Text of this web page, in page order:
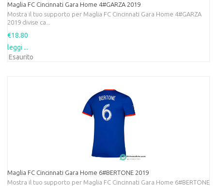
Maglia FC Cincinnati Gara Home 4#GARZA 2019
Mostra il tuo supporto per Maglia FC Cincinnati Gara Home 4#GARZA
2019 divise ca...
€18.80
leggi ...
Esaurito
Maglia FC Cincinnati Gara Home 6#BERTONE 2019
Mostra il tuo supporto per Maglia FC Cincinnati Gara Home 6#BERTONE